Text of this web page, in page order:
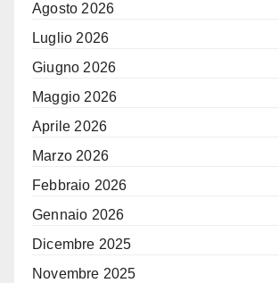
Agosto 2026
Luglio 2026
Giugno 2026
Maggio 2026
Aprile 2026
Marzo 2026
Febbraio 2026
Gennaio 2026
Dicembre 2025
Novembre 2025